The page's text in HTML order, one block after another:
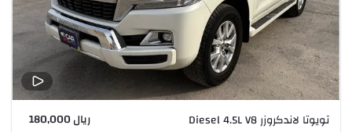
تويوتا لاندكروزر Diesel 4.5L V8 ريال 180,000